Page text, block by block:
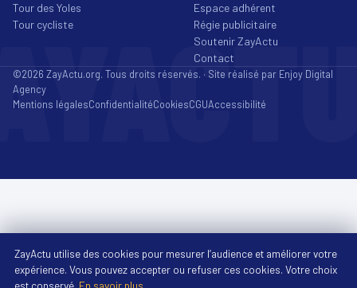
Tour des Yoles
Tour cycliste
Espace adhérent
Régie publicitaire
Soutenir ZayActu
Contact
©2026 ZayActu.org. Tous droits réservés. · Site réalisé par Enjoy Digital
Agency
Mentions légalesConfidentialitéCookiesCGUAccessibilité
ZayActu utilise des cookies pour mesurer l’audience et améliorer votre
expérience. Vous pouvez accepter ou refuser ces cookies. Votre choix
est conservé. En savoir plus